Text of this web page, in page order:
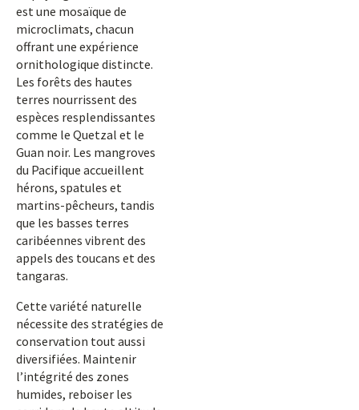
est une mosaïque de
microclimats, chacun
offrant une expérience
ornithologique distincte.
Les forêts des hautes
terres nourrissent des
espèces resplendissantes
comme le Quetzal et le
Guan noir. Les mangroves
du Pacifique accueillent
hérons, spatules et
martins-pêcheurs, tandis
que les basses terres
caribéennes vibrent des
appels des toucans et des
tangaras.
Cette variété naturelle
nécessite des stratégies de
conservation tout aussi
diversifiées. Maintenir
l’intégrité des zones
humides, reboiser les